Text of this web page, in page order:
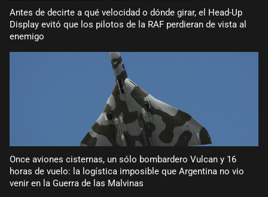
Antes de decirte a qué velocidad o dónde girar, el Head-Up
Display evitó que los pilotos de la RAF perdieran de vista al
enemigo
Once aviones cisternas, un sólo bombardero Vulcan y 16
horas de vuelo: la logística imposible que Argentina no vio
venir en la Guerra de las Malvinas